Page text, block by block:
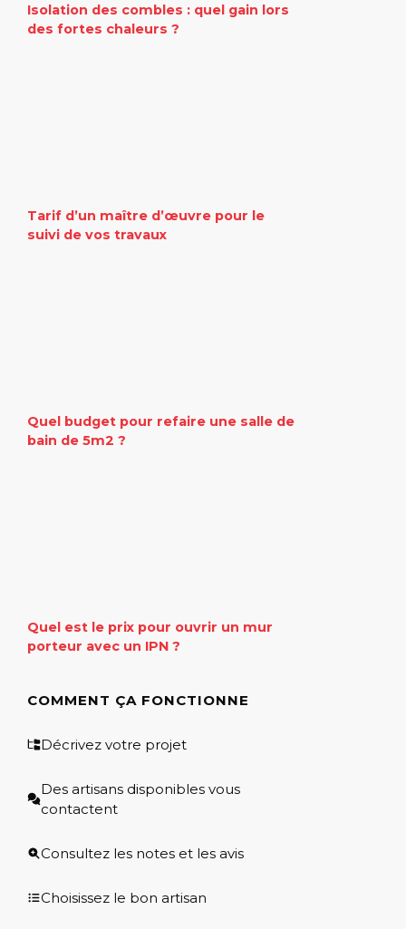
Isolation des combles : quel gain lors
des fortes chaleurs ?
Tarif d’un maître d’œuvre pour le
suivi de vos travaux
Quel budget pour refaire une salle de
bain de 5m2 ?
Quel est le prix pour ouvrir un mur
porteur avec un IPN ?
COMMENT ÇA FONCTIONNE
Décrivez votre projet
Des artisans disponibles vous
contactent
Consultez les notes et les avis
Choisissez le bon artisan